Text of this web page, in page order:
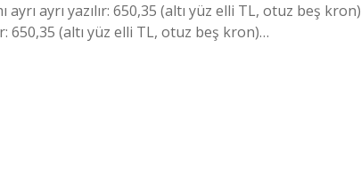
ayrı yazılır: 650,35 (altı yüz elli TL, otuz beş kron)
650,35 (altı yüz elli TL, otuz beş kron)…